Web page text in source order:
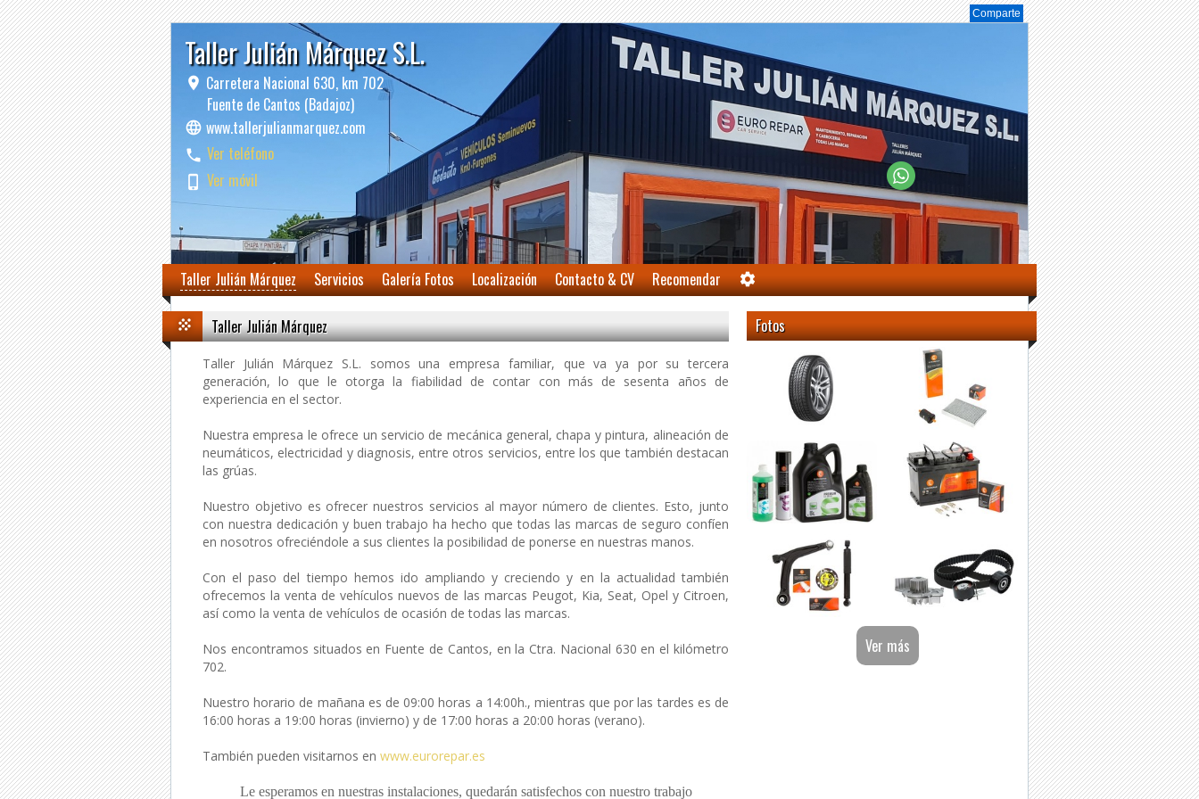
Comparte
Taller Julián Márquez S.L.
Carretera Nacional 630, km 702
Fuente de Cantos (Badajoz)
www.tallerjulianmarquez.com
Ver teléfono
Ver móvil
Taller Julián Márquez Servicios Galería Fotos Localización Contacto & CV Recomendar
Taller Julián Márquez
Taller Julián Márquez S.L. somos una empresa familiar, que va ya por su tercera
generación, lo que le otorga la fiabilidad de contar con más de sesenta años de
experiencia en el sector.
Nuestra empresa le ofrece un servicio de mecánica general, chapa y pintura, alineación de
neumáticos, electricidad y diagnosis, entre otros servicios, entre los que también destacan
las grúas.
Nuestro objetivo es ofrecer nuestros servicios al mayor número de clientes. Esto, junto
con nuestra dedicación y buen trabajo ha hecho que todas las marcas de seguro confíen
en nosotros ofreciéndole a sus clientes la posibilidad de ponerse en nuestras manos.
Con el paso del tiempo hemos ido ampliando y creciendo y en la actualidad también
ofrecemos la venta de vehículos nuevos de las marcas Peugot, Kia, Seat, Opel y Citroen,
así como la venta de vehículos de ocasión de todas las marcas.
Nos encontramos situados en Fuente de Cantos, en la Ctra. Nacional 630 en el kilómetro
702.
Nuestro horario de mañana es de 09:00 horas a 14:00h., mientras que por las tardes es de
16:00 horas a 19:00 horas (invierno) y de 17:00 horas a 20:00 horas (verano).
También pueden visitarnos en www.eurorepar.es
Le esperamos en nuestras instalaciones, quedarán satisfechos con nuestro trabajo
Fotos